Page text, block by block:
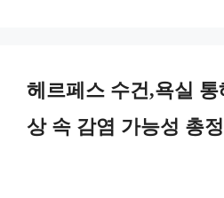
헤르페스 수건,욕실 통
상 속 감염 가능성 총정